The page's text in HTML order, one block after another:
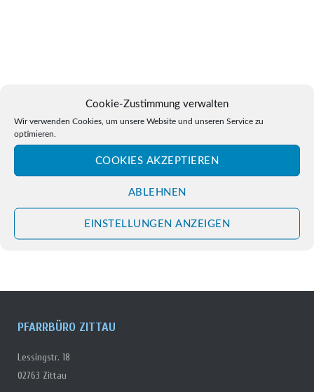
Cookie-Zustimmung verwalten
Wir verwenden Cookies, um unsere Website und unseren Service zu
optimieren.
COOKIES AKZEPTIEREN
ABLEHNEN
EINSTELLUNGEN ANZEIGEN
Beitragsnavigation
10. Wandern Mit Bibel Und Rucksack Am 21. Okt. 2023
Friedensdekade Vom 12. Bis 22. Nov. 2023
PFARRBÜRO ZITTAU
Lessingstr. 18
02763 Zittau